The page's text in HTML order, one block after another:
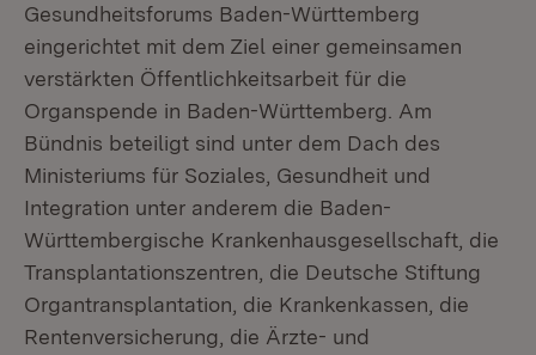
Gesundheitsforums Baden-Württemberg
eingerichtet mit dem Ziel einer gemeinsamen
verstärkten Öffentlichkeitsarbeit für die
Organspende in Baden-Württemberg. Am
Bündnis beteiligt sind unter dem Dach des
Ministeriums für Soziales, Gesundheit und
Integration unter anderem die Baden-
Württembergische Krankenhausgesellschaft, die
Transplantationszentren, die Deutsche Stiftung
Organtransplantation, die Krankenkassen, die
Rentenversicherung, die Ärzte- und